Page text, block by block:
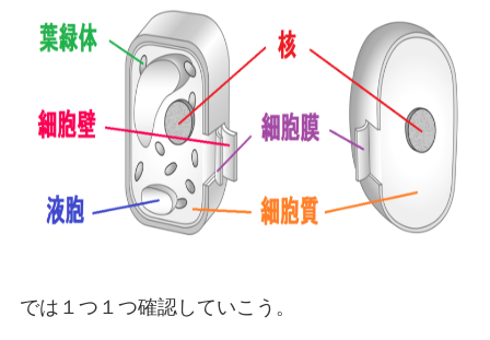
では１つ１つ確認していこう。